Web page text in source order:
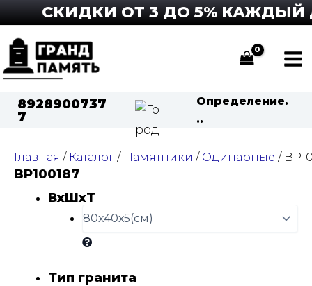
Перейти
к
содержимому
СКИДКИ ОТ 3 ДО 5% КАЖДЫЙ
8928900737
7
Определение.
..
Главная / Каталог / Памятники / Одинарные /
BP100187
Тип гранита
ВхШхТ